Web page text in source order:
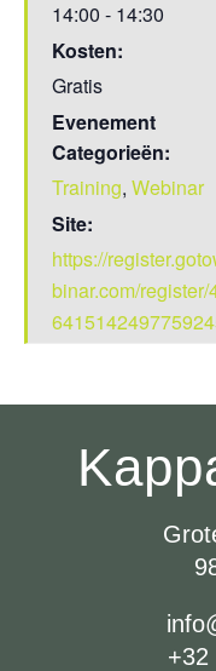
14:00 - 14:30
Kosten:
Gratis
Evenement
Categorieën:
Training, Webinar
Site:
https://
binar.com/register/
+32